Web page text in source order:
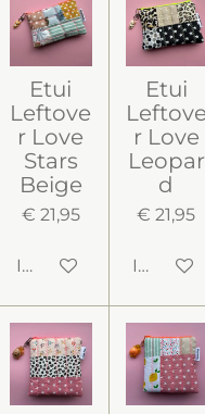
Etui
Leftove
r Love
Stars
Beige
€ 21,95
In winkelwagen
Etui
Leftove
r Love
Leopar
d
€ 21,95
In